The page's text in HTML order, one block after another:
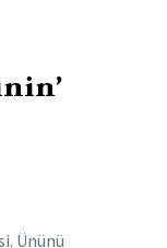
Ününü